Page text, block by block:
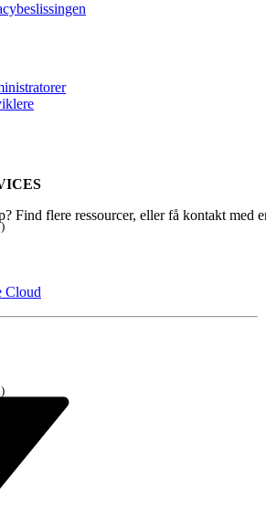
Ryd alle Udført
Find flere ressourcer, eller få kontakt med
Cloud